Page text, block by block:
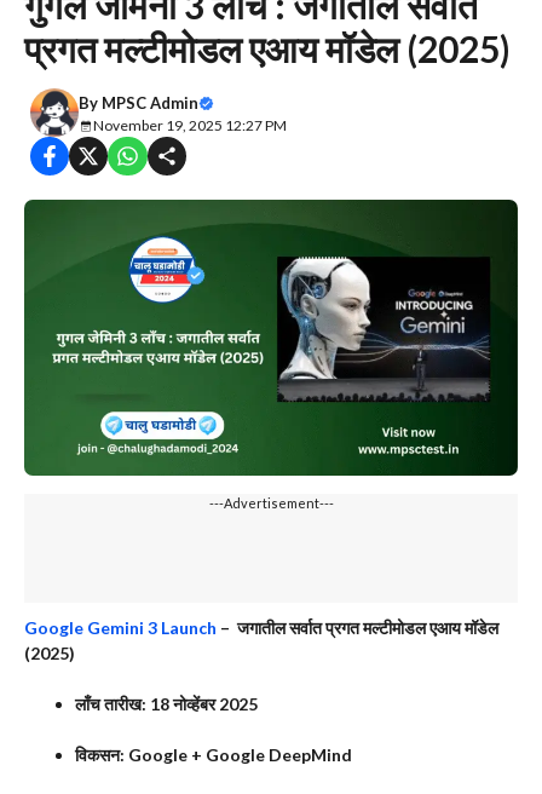
प्रगत मल्टीमोडल एआय मॉडेल (2025)
By MPSC Admin
November 19, 2025 12:27 PM
---Advertisement---
Google Gemini 3 Launch – जगातील सर्वात प्रगत मल्टीमोडल एआय मॉडेल
(2025)
लाँच तारीख: 18 नोव्हेंबर 2025
विकसन: Google + Google DeepMind